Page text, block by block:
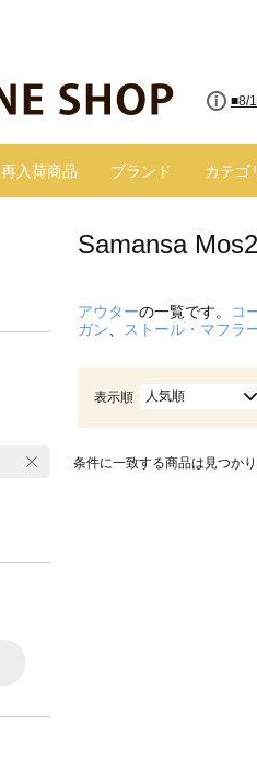
■8/
再入荷商品 ブランド カテゴ
Samansa
アウターの一覧です。 コ
ガン
ストール・マフラ
表示順 人気順
条件に一致する商品は見つか